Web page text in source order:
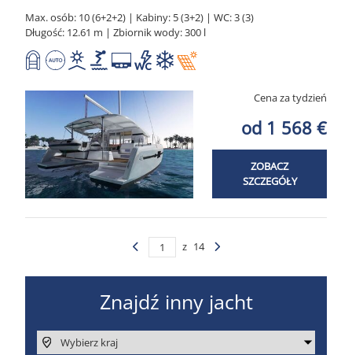
Max. osób: 10 (6+2+2) | Kabiny: 5 (3+2) | WC: 3 (3)
Długość: 12.61 m | Zbiornik wody: 300 l
Cena za tydzień
od 1 568 €
ZOBACZ
SZCZEGÓŁY
z 14